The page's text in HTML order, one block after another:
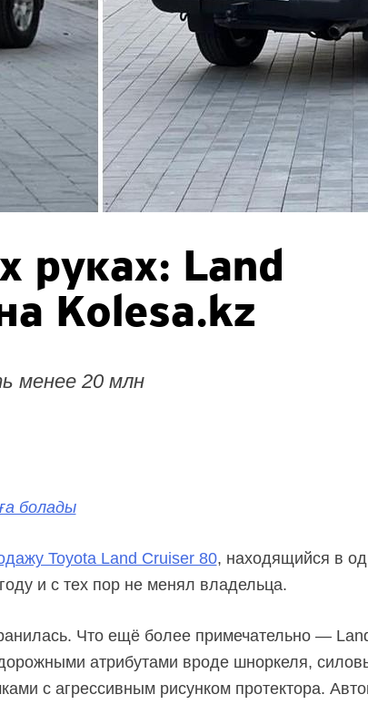
руках: Land
Kolesa.kz
менее 20 млн
болады
Toyota Land Cruiser 80, находящийся в
и с тех пор не менял владельца.
Что ещё более примечательно —
атрибутами вроде шноркеля,
с агрессивным рисунком протектора.